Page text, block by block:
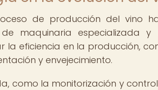
de producción del vino
maquinaria especializada
la eficiencia en la producción,
y envejecimiento.
como la monitorización y